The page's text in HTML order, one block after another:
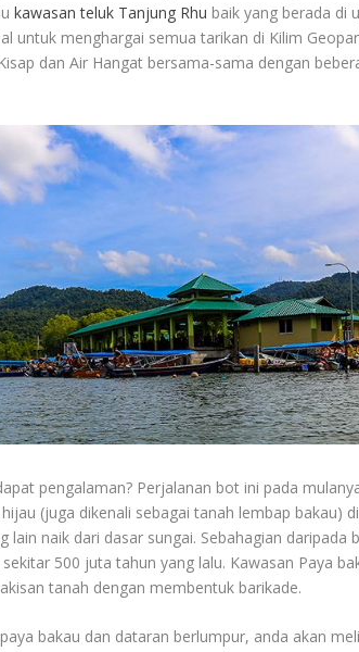
kawasan teluk Tanjung Rhu baik yang berada di
untuk menghargai semua tarikan di Kilim
dan Air Hangat bersama-sama dengan
pengalaman? Perjalanan bot ini pada
(juga dikenali sebagai tanah lembap bakau)
lain naik dari dasar sungai. Sebahagian
500 juta tahun yang lalu. Kawasan Paya
tanah dengan membentuk barikade.
bakau dan dataran berlumpur, anda akan